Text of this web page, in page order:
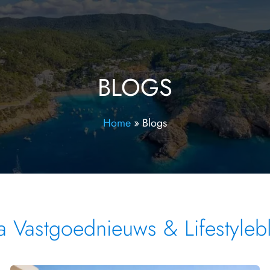
BLOGS
Home»Blogs
Vastgoednieuws &